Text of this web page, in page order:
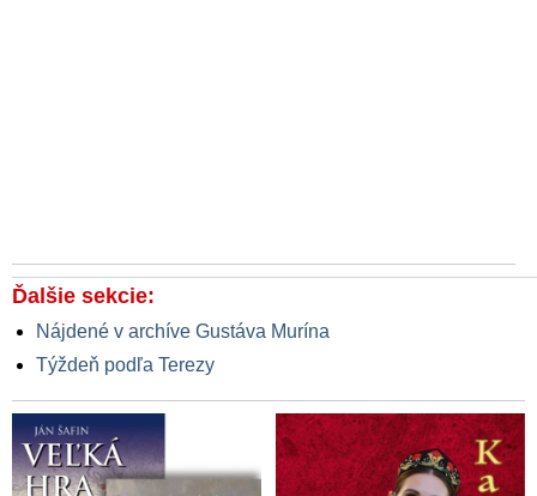
Ďalšie sekcie:
Nájdené v archíve Gustáva Murína
Týždeň podľa Terezy